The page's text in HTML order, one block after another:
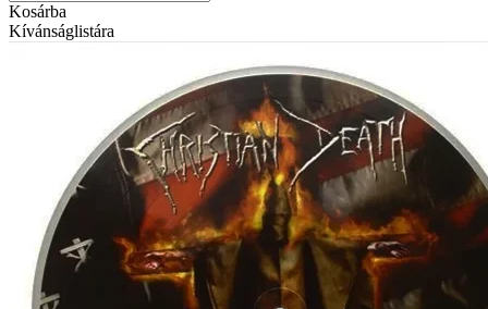
Kosárba
Kívánságlistára